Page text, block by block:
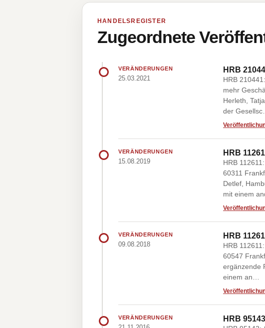
HANDELSREGISTER
Zugeordnete
VERÄNDERUNGEN
25.03.2021
HRB
HRB
mehr
Herleth,
der Gesellsc…
VERÄNDERUNGEN
15.08.2019
HRB
HRB
60311
Detlef,
mit einem
VERÄNDERUNGEN
09.08.2018
HRB
HRB
60547
ergänzende
einem an…
VERÄNDERUNGEN HRB